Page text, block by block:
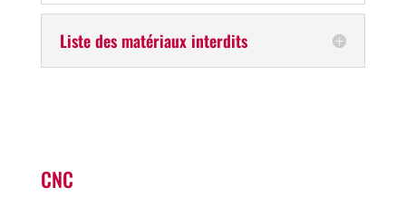
Liste des matériaux interdits
CNC